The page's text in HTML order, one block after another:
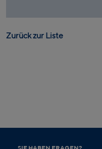
Zurück zur Liste